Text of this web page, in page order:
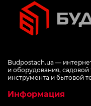
Budpostach.ua —
и оборудования, садовой
инструмента и бытовой
Информация